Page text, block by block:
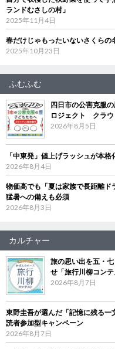
ランドむさしの村」
2025年11月4日
春だけじゃもったいないさくらの
2025年10月23日
ふむふむ
四日市の公害克服
ロジェクト クラウ
2026年8月5日
「中東発」値上げラッシュが本
2026年8月4日
物価高でも「夏は家族で長距離
猛暑への備えも必須
2026年8月3日
カルチャー
旅の思い出を五・
せ「旅行川柳コン
2026年8月7日
東野圭吾が選んだ「記憶に残る
読者参加型キャンペーン
2026年8月7日